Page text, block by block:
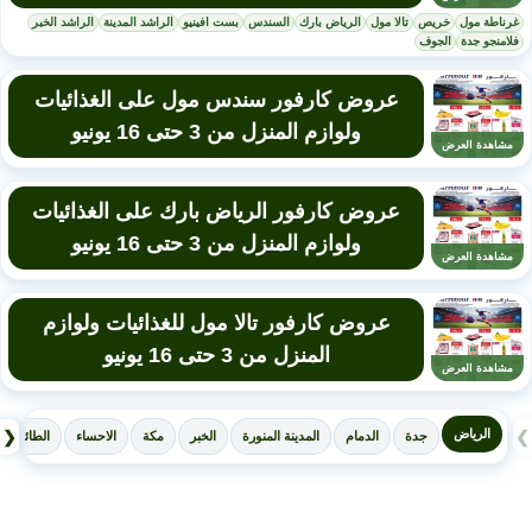
غرناطة مول خريص تالا مول الرياض بارك السندس بست افينيو الراشد المدينة
الراشد الخبر
فلامنجو جدة
الجوف
مشاهدة العرض
عروض كارفور سندس مول على الغذائيات
ولوازم المنزل من 3 حتى 16 يونيو
مشاهدة العرض
عروض كارفور الرياض بارك على الغذائيات
ولوازم المنزل من 3 حتى 16 يونيو
مشاهدة العرض
عروض كارفور تالا مول للغذائيات ولوازم
المنزل من 3 حتى 16 يونيو
❮ الرياض جدة الدمام المدينة المنورة الخبر مكة الاحساء الطائف ❯